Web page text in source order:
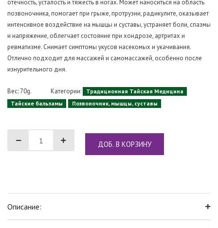
отечность, усталость и тяжесть в ногах. Может наноситься на область
позвоночника, помогает при грыже, протрузии, радикулите, оказывает
интенсивное воздействие на мышцы и суставы, устраняет боли, спазмы
и напряжение, облегчает состояние при хондрозе, артритах и
ревматизме. Снимает симптомы укусов насекомых и укачивания.
Отлично подходит для массажей и самомассажей, особенно после
изнурительного дня.
Вес: 70g. Категории:
Традиционная Тайская Медицина
Тайские бальзамы
Позвоночник, мышцы, суставы
ДОБ. В КОРЗИНУ
Описание: